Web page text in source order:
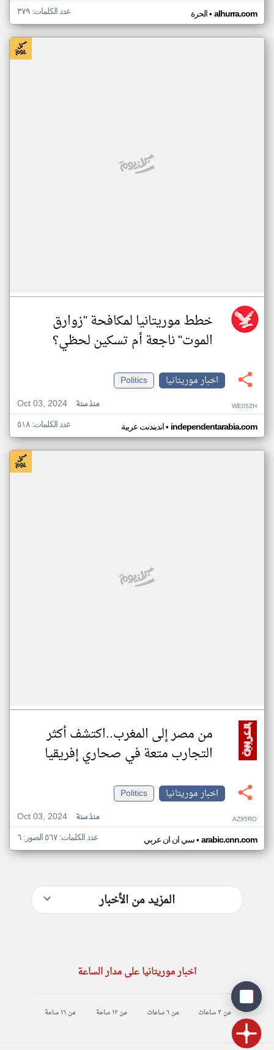
الحرة• alhurra.com عدد الكلمات: ٣٧٩
خطط موريتانيا لمكافحة "زوارق
الموت" ناجعة أم تسكين لحظي؟
اخبار موريتانيا
Politics
Oct 03, 2024
منذ سنة WE05ZH
اندبندنت عربية• independentarabia.com عدد الكلمات: ٥١٨
من مصر إلى المغرب..اكتشف أكثر
التجارب متعة في صحاري إفريقيا
اخبار موريتانيا
Politics
Oct 03, 2024
منذ سنة AZ95RO
سي ان ان عربي• arabic.cnn.com عدد الكلمات: ٥٦٧ الصور: ٦
المزيد من الأخبار
اخبار موريتانيا على مدار الساعة
من ٣ ساعات من ٦ ساعات من ١٢ ساعة من ١٦ ساعة